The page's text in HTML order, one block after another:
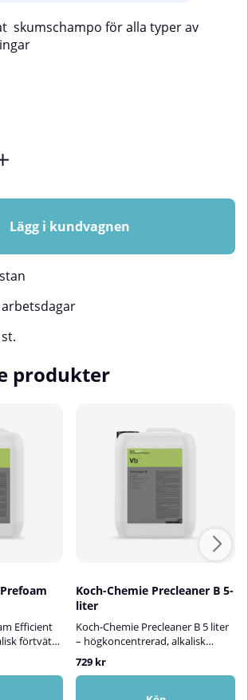
skumschampo för alla typer av
Lägg i kundvagnen
arbetsdagar
st.
produkter
Efficient
förtvätt
är en
förtvätt
Koch-Chemie Precleaner B 5-
liter
Koch-Chemie Precleaner B 5 liter
– högkoncentrerad, alkalisk
förtvätt för proffsKoch-Chemie
Precleaner B är ett
högkoncentrerat, fosfatfritt och
729 kr